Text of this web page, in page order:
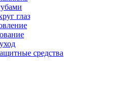
глаз
средства